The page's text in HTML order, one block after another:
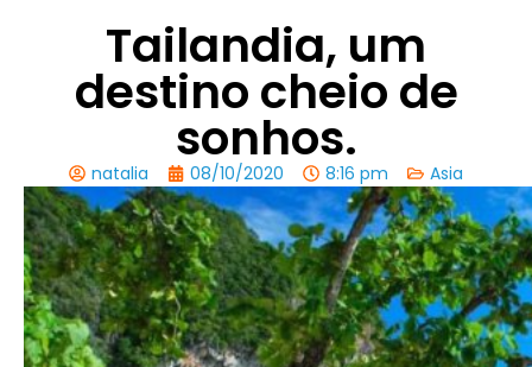
Tailandia, um
destino cheio de
sonhos.
natalia 08/10/2020 8:16 pm Asia